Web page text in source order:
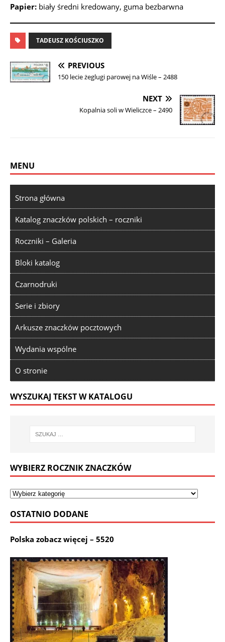
Papier: biały średni kredowany, guma bezbarwna
TADEUSZ KOŚCIUSZKO
PREVIOUS
150 lecie żeglugi parowej na Wiśle – 2488
NEXT
Kopalnia soli w Wieliczce – 2490
MENU
Strona główna
Katalog znaczków polskich – roczniki
Roczniki – Galeria
Bloki katalog
Czarnodruki
Serie i zbiory
Arkusze znaczków pocztowych
Wydania wspólne
O stronie
WYSZUKAJ TEKST W KATALOGU
WYBIERZ ROCZNIK ZNACZKÓW
OSTATNIO DODANE
Polska zobacz więcej – 5520